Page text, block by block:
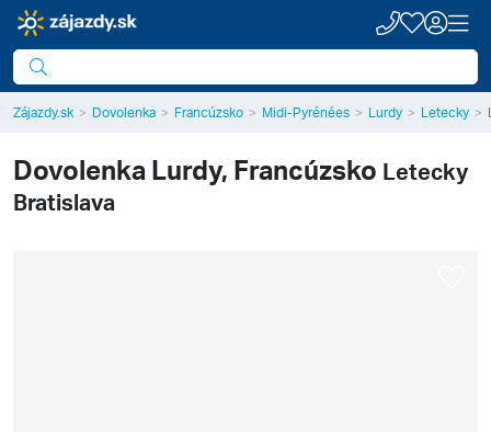
Zájazdy.sk Dovolenka Francúzsko Midi-Pyrénées Lurdy Letecky
Dovolenka Lurdy, Francúzsko Letecky
Bratislava